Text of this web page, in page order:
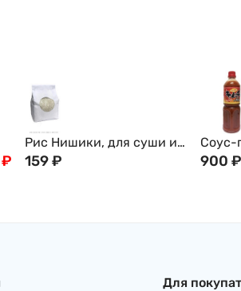
₽
Рис Нишики, для суши и
роллов, 1кг
159₽
Соус-
900 ₽
Для